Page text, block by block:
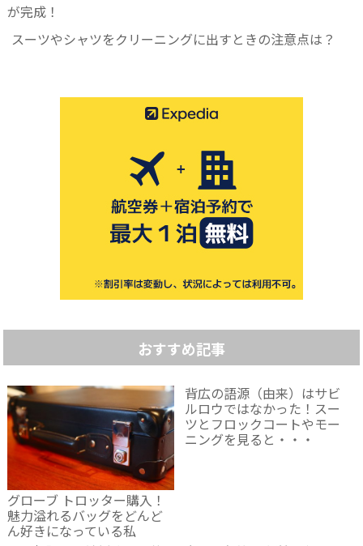
が完成！
スーツやシャツをクリーニングに出すときの注意点は？
おすすめ記事
グローブ トロッター購入！
魅力溢れるバッグをどんど
ん好きになっている私
背広の語源（由来）はサビ
ルロウではなかった！スー
ツとフロックコートやモー
ニングを見ると・・・